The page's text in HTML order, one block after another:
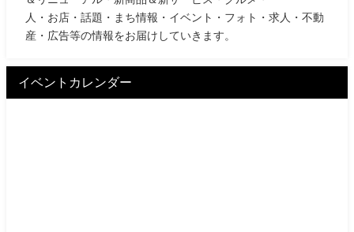
人・お店・話題・まち情報・イベント・フォト・求人・不動
産・広告等の情報をお届けしていきます。
イベントカレンダー